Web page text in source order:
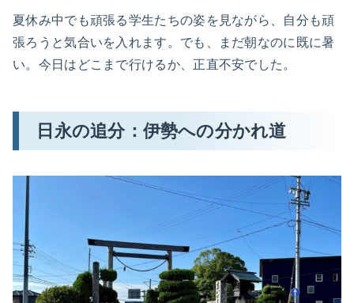
夏休み中でも頑張る学生たちの姿を見ながら、自分も頑
張ろうと気合いを入れます。でも、まだ朝なのに既に暑
い。今日はどこまで行けるか、正直不安でした。
日永の追分：伊勢への分かれ道